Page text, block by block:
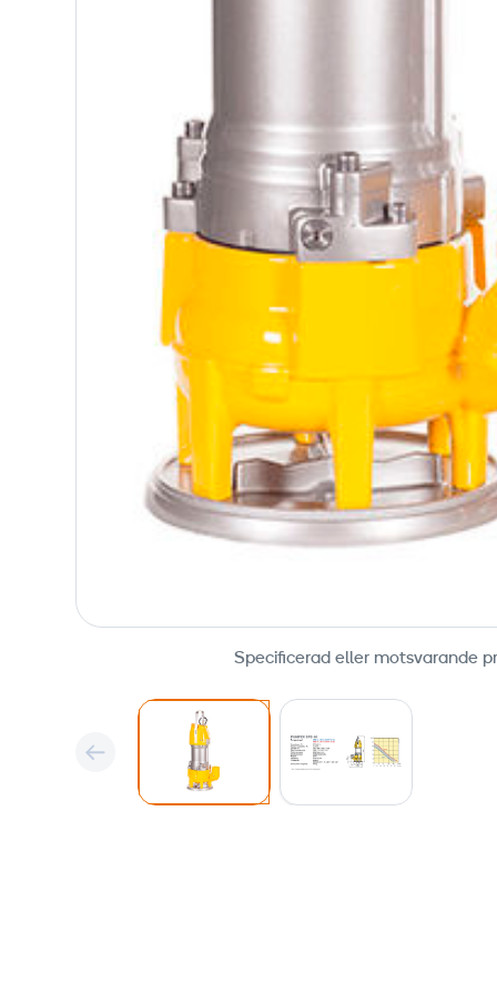
Specificerad eller motsvarande